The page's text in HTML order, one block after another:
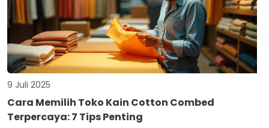
9 Juli 2025
Cara Memilih Toko Kain Cotton Combed
Terpercaya: 7 Tips Penting